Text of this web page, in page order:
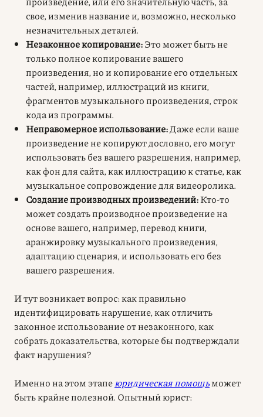
свое, изменив название и, возможно, несколько
незначительных деталей.
Незаконное копирование:Это может быть не
только полное копирование вашего
произведения, но и копирование его отдельных
частей, например, иллюстраций из книги,
фрагментов музыкального произведения, строк
кода из программы.
Неправомерное использование:Даже если ваше
произведение не копируют дословно, его могут
использовать без вашего разрешения, например,
как фон для сайта, как иллюстрацию к статье, как
музыкальное сопровождение для видеоролика.
Создание производных произведений:Кто-то
может создать производное произведение на
основе вашего, например, перевод книги,
аранжировку музыкального произведения,
адаптацию сценария, и использовать его без
вашего разрешения.
И тут возникает вопрос: как правильно
идентифицировать нарушение, как отличить
законное использование от незаконного, как
собрать доказательства, которые бы подтверждали
факт нарушения?
Именно на этом этапе юридическая помощьможет
быть крайне полезной. Опытный юрист: